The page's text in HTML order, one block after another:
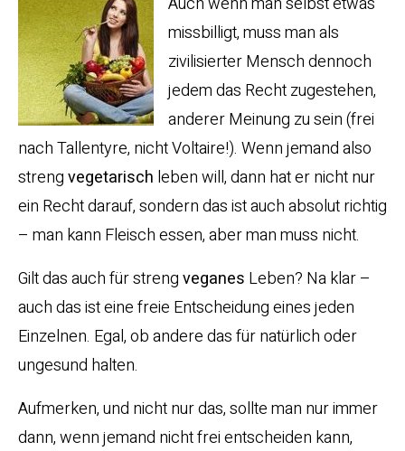
missbilligt, muss man als
zivilisierter Mensch dennoch
jedem das Recht zugestehen,
anderer Meinung zu sein (frei
nach Tallentyre, nicht Voltaire!). Wenn jemand also
strengvegetarisch leben will, dann hat er nicht nur
ein Recht darauf, sondern das ist auch absolut richtig
– man kann Fleisch essen, aber man muss nicht.
Gilt das auch für strengveganes Leben? Na klar –
auch das ist eine freie Entscheidung eines jeden
Einzelnen. Egal, ob andere das für natürlich oder
ungesund halten.
Aufmerken, und nicht nur das, sollte man nur immer
dann, wenn jemand nicht frei entscheiden kann,